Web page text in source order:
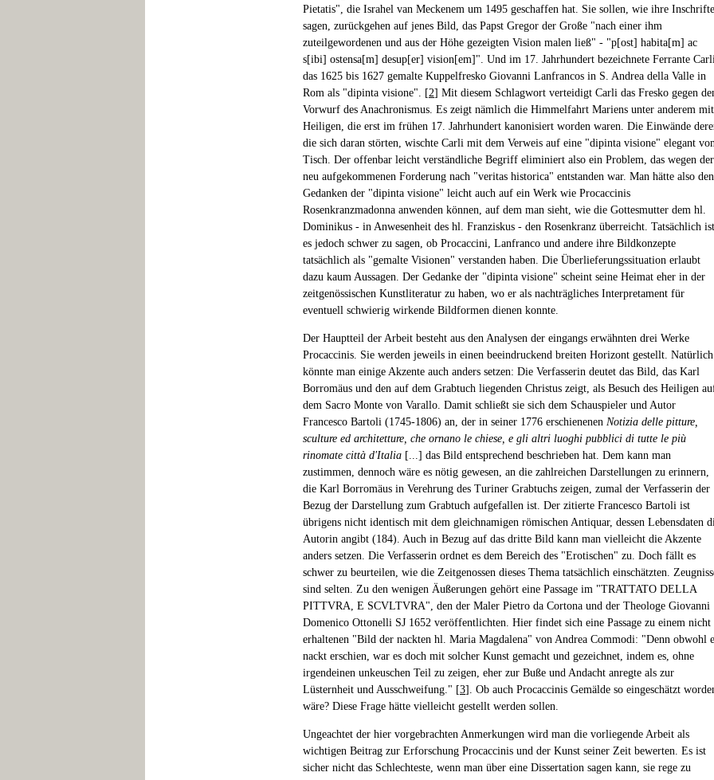
Pietatis", die Israhel van Meckenem um 1495 geschaffen hat. Sie sollen, wie ihre
sagen, zurückgehen auf jenes Bild, das Papst Gregor der Große "nach einer ihm
zuteilgewordenen und aus der Höhe gezeigten Vision malen ließ" - "p[ost] habita[m] ac
s[ibi] ostensa[m] desup[er] vision[em]". Und im 17. Jahrhundert bezeichnete Ferrante
das 1625 bis 1627 gemalte Kuppelfresko Giovanni Lanfrancos in S. Andrea della Valle in
Rom als "dipinta visione". [2] Mit diesem Schlagwort verteidigt Carli das Fresko gegen
Vorwurf des Anachronismus. Es zeigt nämlich die Himmelfahrt Mariens unter anderem mit
Heiligen, die erst im frühen 17. Jahrhundert kanonisiert worden waren. Die Einwände
die sich daran störten, wischte Carli mit dem Verweis auf eine "dipinta visione" elegant
Tisch. Der offenbar leicht verständliche Begriff eliminiert also ein Problem, das wegen der
neu aufgekommenen Forderung nach "veritas historica" entstanden war. Man hätte also den
Gedanken der "dipinta visione" leicht auch auf ein Werk wie Procaccinis
Rosenkranzmadonna anwenden können, auf dem man sieht, wie die Gottesmutter dem hl.
Dominikus - in Anwesenheit des hl. Franziskus - den Rosenkranz überreicht. Tatsächlich ist
es jedoch schwer zu sagen, ob Procaccini, Lanfranco und andere ihre Bildkonzepte
tatsächlich als "gemalte Visionen" verstanden haben. Die Überlieferungssituation erlaubt
dazu kaum Aussagen. Der Gedanke der "dipinta visione" scheint seine Heimat eher in der
zeitgenössischen Kunstliteratur zu haben, wo er als nachträgliches Interpretament für
eventuell schwierig wirkende Bildformen dienen konnte.
Der Hauptteil der Arbeit besteht aus den Analysen der eingangs erwähnten drei Werke
Procaccinis. Sie werden jeweils in einen beeindruckend breiten Horizont gestellt. Natürlich
könnte man einige Akzente auch anders setzen: Die Verfasserin deutet das Bild, das Karl
Borromäus und den auf dem Grabtuch liegenden Christus zeigt, als Besuch des Heiligen
dem Sacro Monte von Varallo. Damit schließt sie sich dem Schauspieler und Autor
Francesco Bartoli (1745-1806) an, der in seiner 1776 erschienenen Notizia delle pitture,
sculture ed architetture, che ornano le chiese, e gli altri luoghi pubblici di tutte le più
rinomate città d'Italia [...] das Bild entsprechend beschrieben hat. Dem kann man
zustimmen, dennoch wäre es nötig gewesen, an die zahlreichen Darstellungen zu erinnern,
die Karl Borromäus in Verehrung des Turiner Grabtuchs zeigen, zumal der Verfasserin der
Bezug der Darstellung zum Grabtuch aufgefallen ist. Der zitierte Francesco Bartoli ist
übrigens nicht identisch mit dem gleichnamigen römischen Antiquar, dessen Lebensdaten
Autorin angibt (184). Auch in Bezug auf das dritte Bild kann man vielleicht die Akzente
anders setzen. Die Verfasserin ordnet es dem Bereich des "Erotischen" zu. Doch fällt es
schwer zu beurteilen, wie die Zeitgenossen dieses Thema tatsächlich einschätzten.
sind selten. Zu den wenigen Äußerungen gehört eine Passage im "TRATTATO DELLA
PITTVRA, E SCVLTVRA", den der Maler Pietro da Cortona und der Theologe Giovanni
Domenico Ottonelli SJ 1652 veröffentlichten. Hier findet sich eine Passage zu einem nicht
erhaltenen "Bild der nackten hl. Maria Magdalena" von Andrea Commodi: "Denn obwohl
nackt erschien, war es doch mit solcher Kunst gemacht und gezeichnet, indem es, ohne
irgendeinen unkeuschen Teil zu zeigen, eher zur Buße und Andacht anregte als zur
Lüsternheit und Ausschweifung." [3]. Ob auch Procaccinis Gemälde so eingeschätzt
wäre? Diese Frage hätte vielleicht gestellt werden sollen.
Ungeachtet der hier vorgebrachten Anmerkungen wird man die vorliegende Arbeit als
wichtigen Beitrag zur Erforschung Procaccinis und der Kunst seiner Zeit bewerten. Es ist
sicher nicht das Schlechteste, wenn man über eine Dissertation sagen kann, sie rege zu